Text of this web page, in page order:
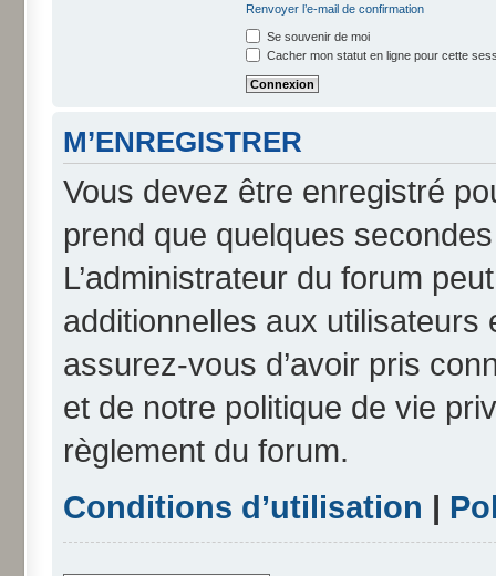
Renvoyer l’e-mail de confirmation
Se souvenir de moi
Cacher mon statut en ligne pour cette
M’ENREGISTRER
Vous devez être enregistré
prend que quelques
L’administrateur du forum
additionnelles aux
assurez-vous d’avoir pris
et de notre politique de vie
règlement du forum.
Conditions d’utilisation |